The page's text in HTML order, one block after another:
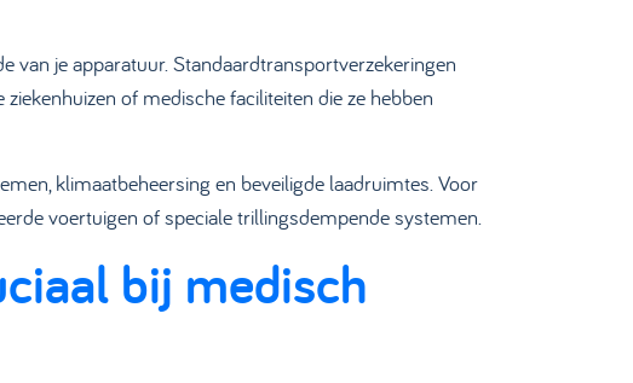
van je apparatuur. Standaardtransportverzekeringen
of medische faciliteiten die ze hebben
klimaatbeheersing en beveiligde laadruimtes. Voor
voertuigen of speciale trillingsdempende systemen.
bij medisch